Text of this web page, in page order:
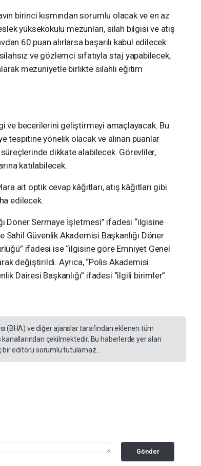
birinci kısmından sorumlu olacak ve en az
yüksekokulu mezunları, silah bilgisi ve atış
60 puan alırlarsa başarılı kabul edilecek.
ve gözlemci sıfatıyla staj yapabilecek,
mezuniyetle birlikte silahlı eğitim
ve becerilerini geliştirmeyi amaçlayacak. Bu
tespitine yönelik olacak ve alınan puanlar
dikkate alabilecek. Görevliler,
katılabilecek.
ait optik cevap kâğıtları, atış kâğıtları gibi
edilecek.
Döner Sermaye İşletmesi” ifadesi “ilgisine
Güvenlik Akademisi Başkanlığı Döner
ifadesi ise “ilgisine göre Emniyet Genel
değiştirildi. Ayrıca, “Polis Akademisi
Dairesi Başkanlığı” ifadesi “ilgili birimler”
(BHA) ve diğer ajanslar tarafından eklenen tüm
çekilmektedir. Bu haberlerde yer alan
editörü sorumlu tutulamaz...
Gönder